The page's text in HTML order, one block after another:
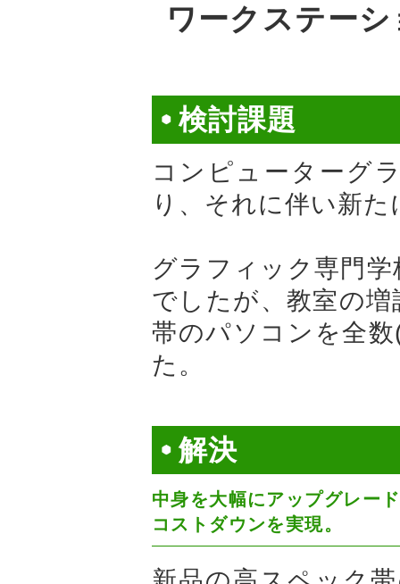
ワークステー
検討課題
コンピューターグ
り、それに伴い新
グラフィック専門
でしたが、教室の
帯のパソコンを全
た。
解決
中身を大幅にアップグレー
コストダウンを実現。